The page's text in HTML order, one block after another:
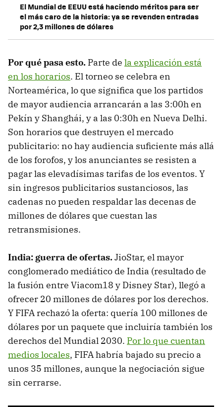
El Mundial de EEUU está haciendo méritos para ser
el más caro de la historia: ya se revenden entradas
por 2,3 millones de dólares
Por qué pasa esto. Parte de la explicación está
en los horarios. El torneo se celebra en
Norteamérica, lo que significa que los partidos
de mayor audiencia arrancarán a las 3:00h en
Pekín y Shanghái, y a las 0:30h en Nueva Delhi.
Son horarios que destruyen el mercado
publicitario: no hay audiencia suficiente más allá
de los forofos, y los anunciantes se resisten a
pagar las elevadísimas tarifas de los eventos. Y
sin ingresos publicitarios sustanciosos, las
cadenas no pueden respaldar las decenas de
millones de dólares que cuestan las
retransmisiones.
India: guerra de ofertas.JioStar, el mayor
conglomerado mediático de India (resultado de
la fusión entre Viacom18 y Disney Star), llegó a
ofrecer 20 millones de dólares por los derechos.
Y FIFA rechazó la oferta: quería 100 millones de
dólares por un paquete que incluiría también los
derechos del Mundial 2030. Por lo que cuentan
medios locales, FIFA habría bajado su precio a
unos 35 millones, aunque la negociación sigue
sin cerrarse.